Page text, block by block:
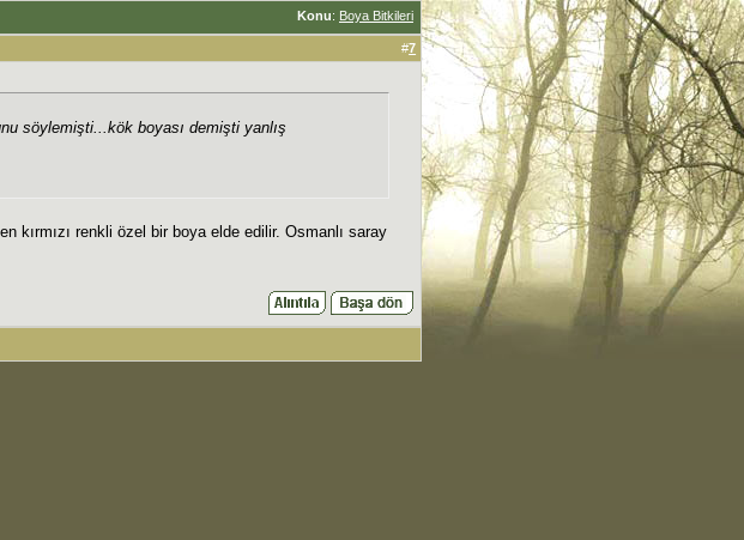
Konu: Boya Bitkileri
#7
söylemişti...kök boyası demişti yanlış
kırmızı renkli özel bir boya elde edilir. Osmanlı saray